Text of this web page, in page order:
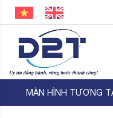
MÀN HÌNH TƯƠNG